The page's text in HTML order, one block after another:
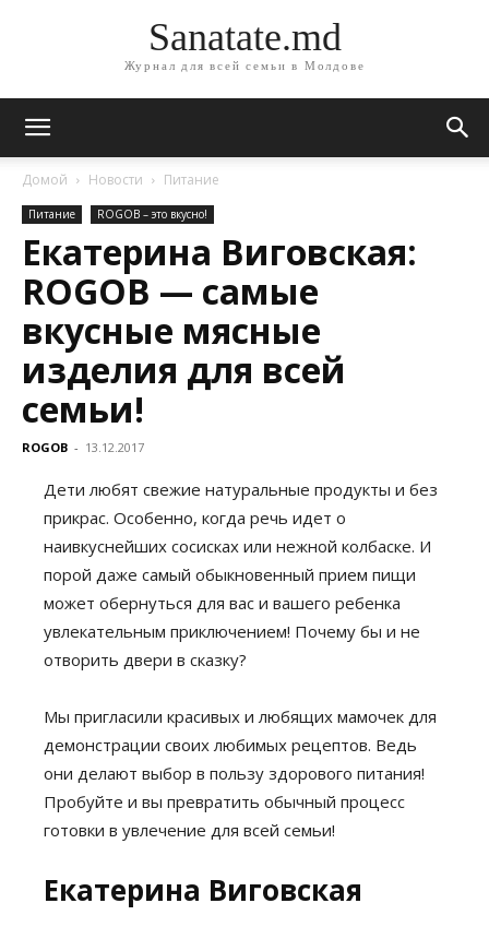
Sanatate.md
Журнал для всей семьи в Молдове
Домой Новости Питание
Питание ROGOB – это вкусно!
Екатерина Виговская:
ROGOB — самые
вкусные мясные
изделия для всей
семьи!
ROGOB - 13.12.2017
Дети любят свежие натуральные продукты и без
прикрас. Особенно, когда речь идет о
наивкуснейших сосисках или нежной колбаске. И
порой даже самый обыкновенный прием пищи
может обернуться для вас и вашего ребенка
увлекательным приключением! Почему бы и не
отворить двери в сказку?
Мы пригласили красивых и любящих мамочек для
демонстрации своих любимых рецептов. Ведь
они делают выбор в пользу здорового питания!
Пробуйте и вы превратить обычный процесс
готовки в увлечение для всей семьи!
Екатерина Виговская